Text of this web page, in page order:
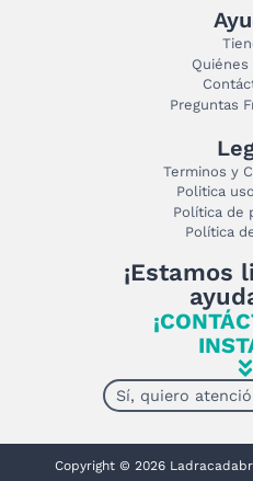
Quiénes
Preguntas
Terminos y
Politica
Política de
Política
¡Estamos
Sí, quiero
Copyright © 2026